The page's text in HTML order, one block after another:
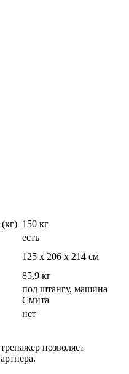
150 кг
есть
125 x 206 x 214 см
85,9 кг
под штангу, машина
Смита
нет
позволяет